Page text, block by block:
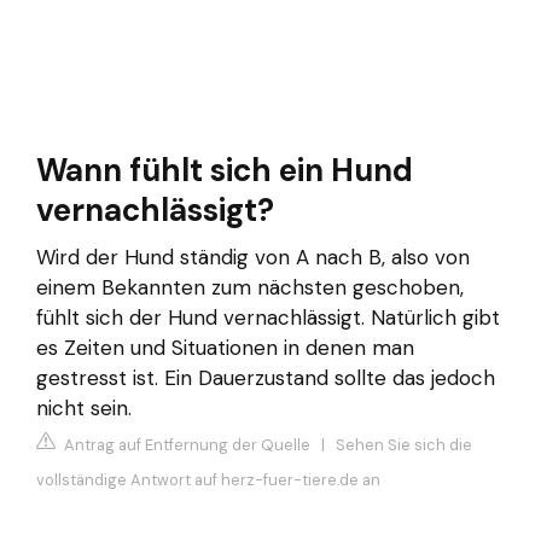
Wann fühlt sich ein Hund
vernachlässigt?
Wird der Hund ständig von A nach B, also von
einem Bekannten zum nächsten geschoben,
fühlt sich der Hund vernachlässigt. Natürlich gibt
es Zeiten und Situationen in denen man
gestresst ist. Ein Dauerzustand sollte das jedoch
nicht sein.
Antrag auf Entfernung der Quelle | Sehen Sie sich die
vollständige Antwort auf herz-fuer-tiere.de an